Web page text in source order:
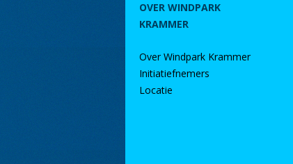
OVER WINDPARK
KRAMMER
Over Windpark Krammer
Initiatiefnemers
Locatie